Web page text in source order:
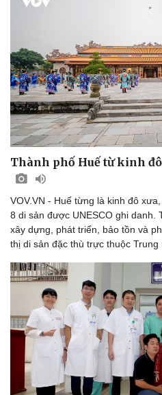
Sức khỏe
Dinh dưỡng - món ngon
Cây thuốc
Sản phụ khoa
Nhi khoa
Nam khoa
Làm đẹp - giảm cân
Phòng mạch online
Thành phố Huế từ kinh
VOV.VN - Huế từng là kinh đô
8 di sản được UNESCO ghi danh.
xây dựng, phát triển, bảo tồn và
thị di sản đặc thù trực thuộc Trung